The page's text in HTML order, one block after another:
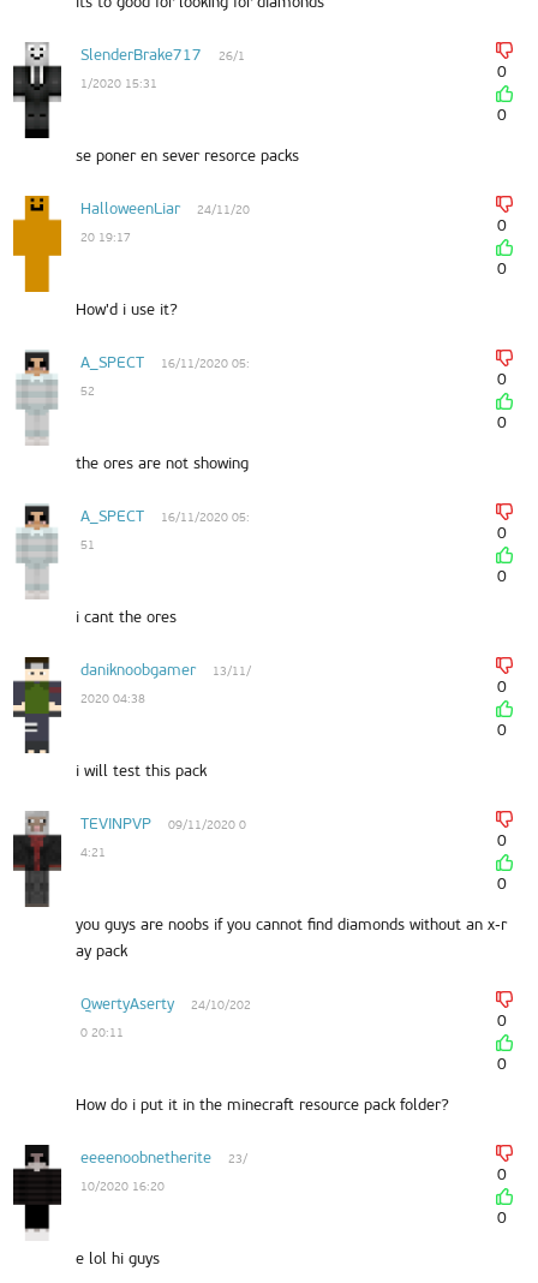
SlenderBrake717
26/1
1/2020 15:31
0
0
se poner en sever resorce packs
HalloweenLiar
24/11/20
20 19:17
0
0
How'd i use it?
A_SPECT
16/11/2020 05:
52
0
0
the ores are not showing
A_SPECT
16/11/2020 05:
51
0
0
i cant the ores
daniknoobgamer
13/11/
2020 04:38
0
0
i will test this pack
TEVINPVP
09/11/2020 0
4:21
0
0
you guys are noobs if you cannot find diamonds without an x-r
ay pack
QwertyAserty
24/10/202
0 20:11
0
0
How do i put it in the minecraft resource pack folder?
eeeenoobnetherite
23/
10/2020 16:20
0
0
e lol hi guys